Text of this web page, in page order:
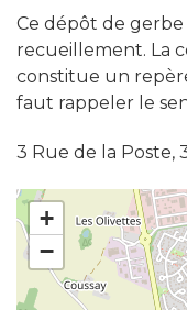
Ce dépôt de gerbe
recueillement. La
constitue un
faut rappeler le
3 Rue de la Poste,
+
−